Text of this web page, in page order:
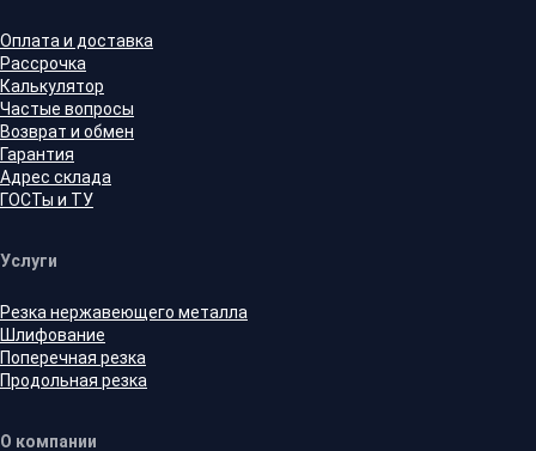
Оплата и доставка
Рассрочка
Калькулятор
Частые вопросы
Возврат и обмен
Гарантия
Адрес склада
ГОСТы и ТУ
Услуги
Резка нержавеющего металла
Шлифование
Поперечная резка
Продольная резка
О компании